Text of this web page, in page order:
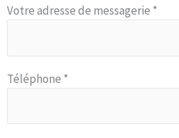
Votre adresse de messagerie *
Téléphone *